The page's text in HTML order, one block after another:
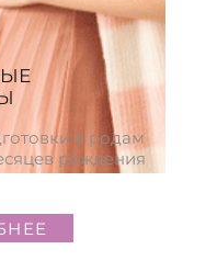
в родам
рождения